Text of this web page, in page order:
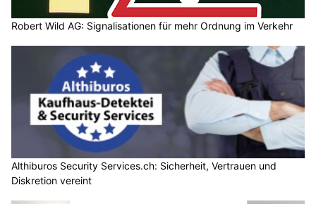
Robert Wild AG: Signalisationen für mehr Ordnung im Verkehr
Althiburos Security Services.ch: Sicherheit, Vertrauen und
Diskretion vereint